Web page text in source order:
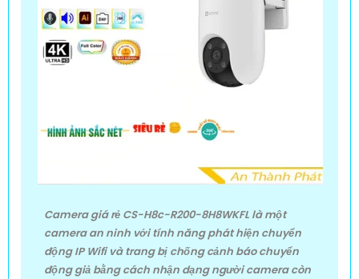
Camera giá rẻ CS-H8c-R200-8H8WKFL là một
camera an ninh với tính năng phát hiện chuyển
động IP Wifi và trang bị chống cảnh báo chuyển
động giả bằng cách nhận dạng người camera còn